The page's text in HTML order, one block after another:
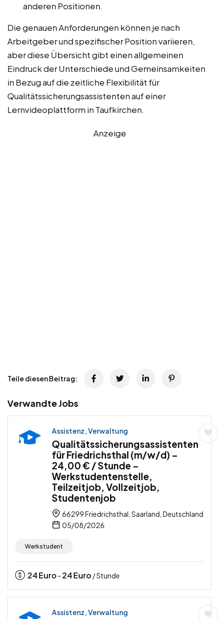
anderen Positionen.
Die genauen Anforderungen können je nach
Arbeitgeber und spezifischer Position variieren,
aber diese Übersicht gibt einen allgemeinen
Eindruck der Unterschiede und Gemeinsamkeiten
in Bezug auf die zeitliche Flexibilität für
Qualitätssicherungsassistenten auf einer
Lernvideoplattform in Taufkirchen.
Anzeige
Teile diesen Beitrag:
Verwandte Jobs
Assistenz, Verwaltung
Qualitätssicherungsassistenten
für Friedrichsthal (m/w/d) –
24,00 € / Stunde –
Werkstudentenstelle,
Teilzeitjob, Vollzeitjob,
Studentenjob
66299 Friedrichsthal, Saarland, Deutschland
05/08/2026
Werkstudent
24Euro - 24Euro / Stunde
Assistenz, Verwaltung